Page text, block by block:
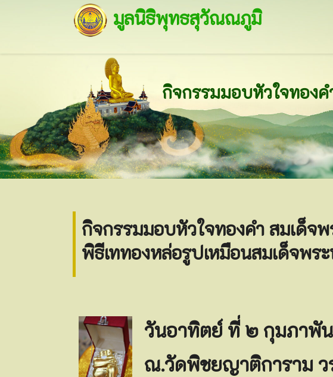
มูลนิธิพุทธสุวัณณภูมิ
กิจกรรมมอบหัวใจทองคำ สมเด็จ
พิธีเททองหล่อรูปเหมือนสมเด็จพร
วันอาทิตย์ ที่ ๒ กุมภาพั
ณ.วัดพิชยญาติการาม ว